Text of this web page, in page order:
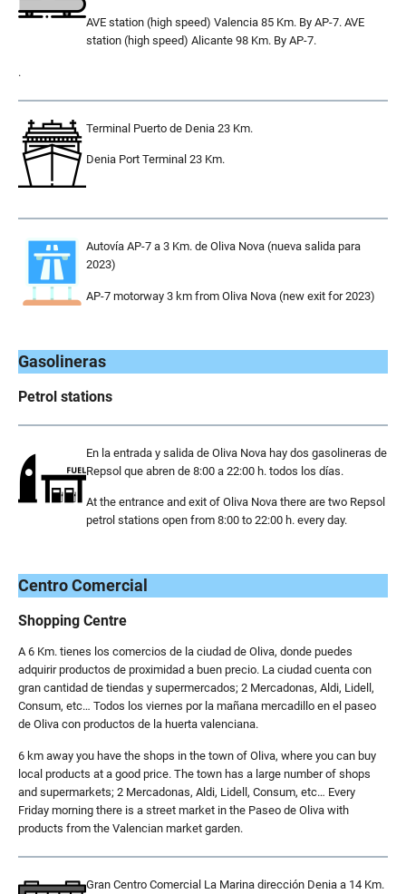
AVE station (high speed) Valencia 85 Km. By AP-7. AVE
station (high speed) Alicante 98 Km. By AP-7.
.
Terminal Puerto de Denia 23 Km.
Denia Port Terminal 23 Km.
Autovía AP-7 a 3 Km. de Oliva Nova (nueva salida para
2023)
AP-7 motorway 3 km from Oliva Nova (new exit for 2023)
Gasolineras
Petrol stations
En la entrada y salida de Oliva Nova hay dos gasolineras de
Repsol que abren de 8:00 a 22:00 h. todos los días.
At the entrance and exit of Oliva Nova there are two Repsol
petrol stations open from 8:00 to 22:00 h. every day.
Centro Comercial
Shopping Centre
A 6 Km. tienes los comercios de la ciudad de Oliva, donde puedes
adquirir productos de proximidad a buen precio. La ciudad cuenta con
gran cantidad de tiendas y supermercados; 2 Mercadonas, Aldi, Lidell,
Consum, etc… Todos los viernes por la mañana mercadillo en el paseo
de Oliva con productos de la huerta valenciana.
6 km away you have the shops in the town of Oliva, where you can buy
local products at a good price. The town has a large number of shops
and supermarkets; 2 Mercadonas, Aldi, Lidell, Consum, etc… Every
Friday morning there is a street market in the Paseo de Oliva with
products from the Valencian market garden.
Gran Centro Comercial La Marina dirección Denia a 14 Km.